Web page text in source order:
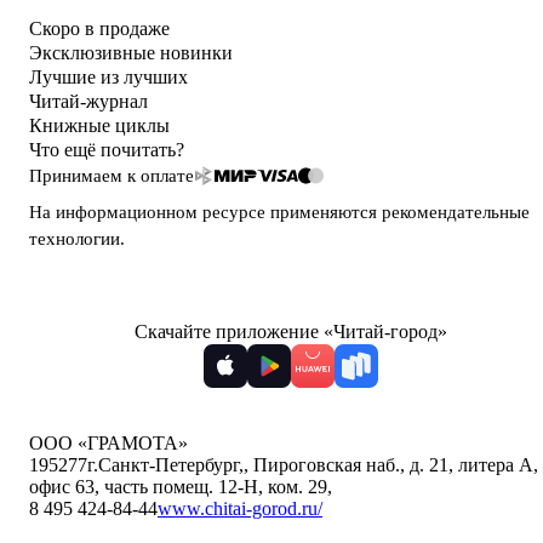
Скоро в продаже
Эксклюзивные новинки
Лучшие из лучших
Читай-журнал
Книжные циклы
Что ещё почитать?
Принимаем к оплате
На информационном ресурсе применяются рекомендательные
технологии.
Скачайте приложение «Читай-город»
ООО «ГРАМОТА»
195277г.Санкт-Петербург,, Пироговская наб., д. 21, литера А,
офис 63, часть помещ. 12-Н, ком. 29,
8 495 424-84-44www.chitai-gorod.ru/